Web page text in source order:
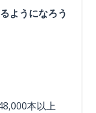
ようになろう
本以上